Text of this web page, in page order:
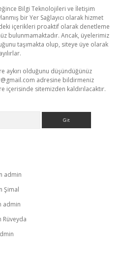
Bilgi Teknolojileri ve İletişim
bir Yer Sağlayıcı olarak hizmet
içerikleri proaktif olarak denetleme
bulunmamaktadır. Ancak, üyelerimiz
taşımakta olup, siteye üye olarak
aykırı olduğunu düşündüğünüz
adresine bildirmeniz
içerisinde sitemizden kaldırılacaktır.
admin
Şimal
admin
Rüveyda